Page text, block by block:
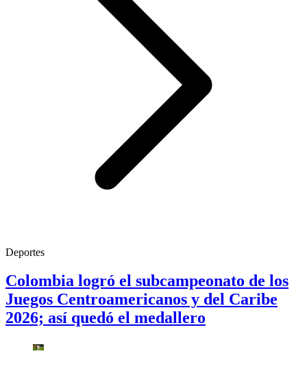
Deportes
Colombia logró el subcampeonato de los
Juegos Centroamericanos y del Caribe
2026; así quedó el medallero